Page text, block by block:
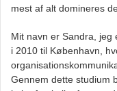
mest af alt domineres
Mit navn er Sandra, jeg
i 2010 til København,
Gennem dette studium